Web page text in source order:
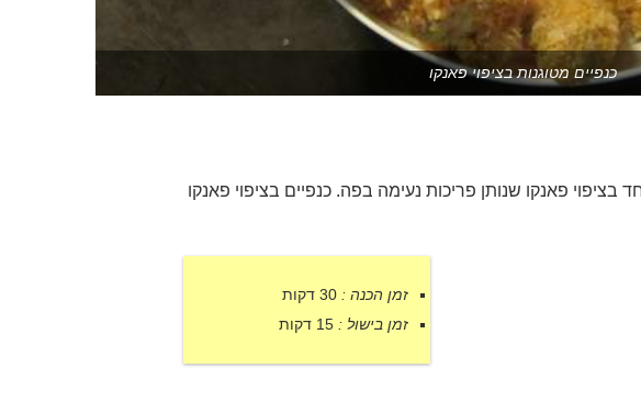
כנפיים מטוגנות בציפוי פאנקו
בציפוי פאנקו שנותן פריכות נעימה בפה. כנפיים בציפוי פאנקו
זמן הכנה : 30 דקות
זמן בישול : 15 דקות